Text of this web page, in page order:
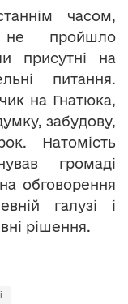
часом,
не пройшло
присутні на
питання.
на Гнатюка,
забудову,
Натомість
громаді
обговорення
галузі і
рішення.